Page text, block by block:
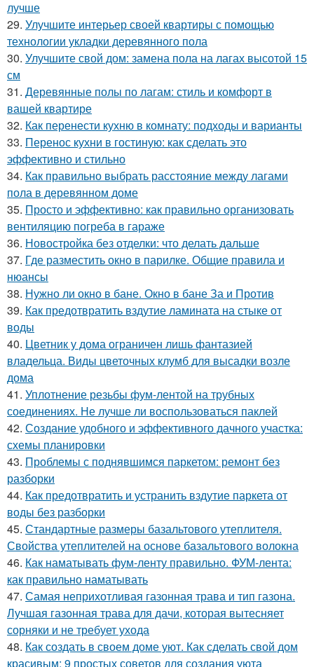
лучше
29. Улучшите интерьер своей квартиры с помощью
технологии укладки деревянного пола
30. Улучшите свой дом: замена пола на лагах высотой 15
см
31. Деревянные полы по лагам: стиль и комфорт в
вашей квартире
32. Как перенести кухню в комнату: подходы и варианты
33. Перенос кухни в гостиную: как сделать это
эффективно и стильно
34. Как правильно выбрать расстояние между лагами
пола в деревянном доме
35. Просто и эффективно: как правильно организовать
вентиляцию погреба в гараже
36. Новостройка без отделки: что делать дальше
37. Где разместить окно в парилке. Общие правила и
нюансы
38. Нужно ли окно в бане. Окно в бане За и Против
39. Как предотвратить вздутие ламината на стыке от
воды
40. Цветник у дома ограничен лишь фантазией
владельца. Виды цветочных клумб для высадки возле
дома
41. Уплотнение резьбы фум-лентой на трубных
соединениях. Не лучше ли воспользоваться паклей
42. Создание удобного и эффективного дачного участка:
схемы планировки
43. Проблемы с поднявшимся паркетом: ремонт без
разборки
44. Как предотвратить и устранить вздутие паркета от
воды без разборки
45. Стандартные размеры базальтового утеплителя.
Свойства утеплителей на основе базальтового волокна
46. Как наматывать фум-ленту правильно. ФУМ-лента:
как правильно наматывать
47. Самая неприхотливая газонная трава и тип газона.
Лучшая газонная трава для дачи, которая вытесняет
сорняки и не требует ухода
48. Как создать в своем доме уют. Как сделать свой дом
красивым: 9 простых советов для создания уюта